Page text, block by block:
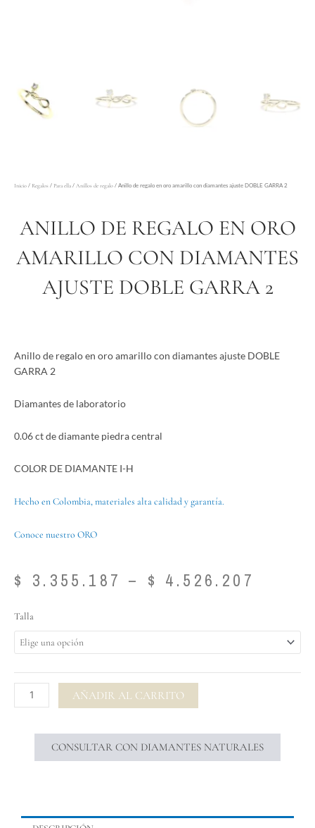
Inicio / Regalos / Para ella / Anillos de regalo / Anillo de regalo en oro amarillo con diamantes ajuste DOBLE GARRA 2
ANILLO DE REGALO EN ORO
AMARILLO CON DIAMANTES
AJUSTE DOBLE GARRA 2
Anillo de regalo en oro amarillo con diamantes ajuste DOBLE
GARRA 2
Diamantes de laboratorio
0.06 ct de diamante piedra central
COLOR DE DIAMANTE I-H
Hecho en Colombia, materiales alta calidad y garantía.
Conoce nuestro ORO
$ 3.355.187 – $ 4.526.207
$
Talla
Anillo
de
regalo
oro
amarillo
con
ajuste
AÑADIR AL CARRITO
CONSULTAR CON DIAMANTES NATURALES